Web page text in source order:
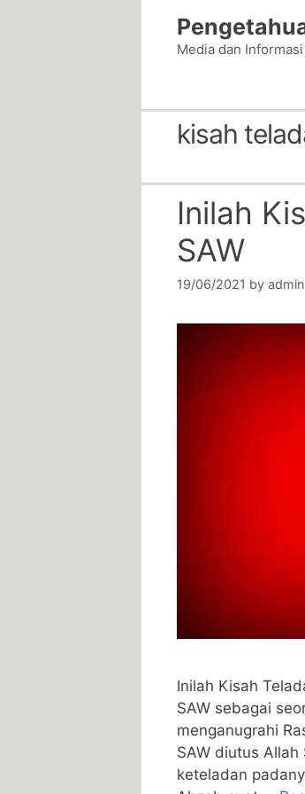
Media dan
kisah
Inilah
SAW
19/06/2021 by admin
Inilah Kisah
SAW sebagai
menganugrahi
SAW diutus
keteladan